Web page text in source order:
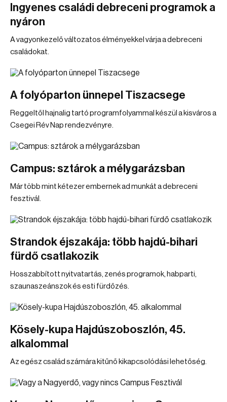
Ingyenes családi debreceni programok a
nyáron
A vagyonkezelő változatos élményekkel várja a debreceni
családokat.
A folyóparton ünnepel Tiszacsege
Reggeltől hajnalig tartó programfolyammal készül a kisváros a
Csegei Rév Nap rendezvényre.
Campus: sztárok a mélygarázsban
Már több mint kétezer embernek ad munkát a debreceni
fesztivál.
Strandok éjszakája: több hajdú-bihari
fürdő csatlakozik
Hosszabbított nyitvatartás, zenés programok, habparti,
szaunaszeánszok és esti fürdőzés.
Kösely-kupa Hajdúszoboszlón, 45.
alkalommal
Az egész család számára kitűnő kikapcsolódási lehetőség.